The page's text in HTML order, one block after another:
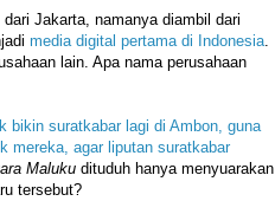
Jakarta, namanya diambil dari
media digital pertama di Indonesia
lain. Apa nama perusahaan
bikin suratkabar lagi di Ambon, guna
mereka, agar liputan suratkabar
Maluku dituduh hanya menyuarakan
tersebut?